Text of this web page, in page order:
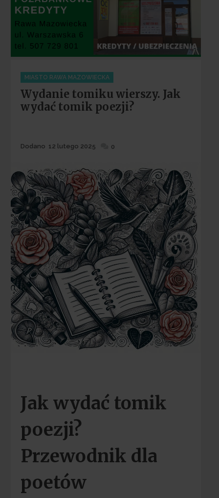
Categories
MIASTO RAWA MAZOWIECKA
Wydanie tomiku wierszy. Jak
wydać tomik poezji?
Dodane
Dodano 12 lutego 2025 0
Jak wydać tomik
poezji?
Przewodnik dla
poetów